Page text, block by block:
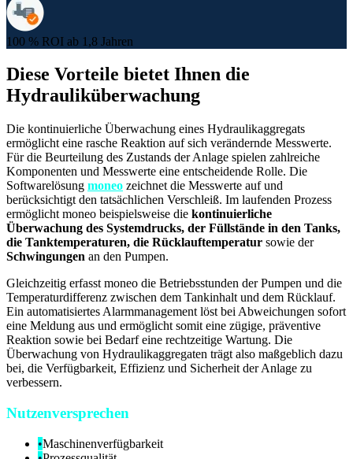
100 % ROI ab 1,8 Jahren
Diese Vorteile bietet Ihnen die
Hydrauliküberwachung
Die kontinuierliche Überwachung eines Hydraulikaggregats
ermöglicht eine rasche Reaktion auf sich verändernde Messwerte.
Für die Beurteilung des Zustands der Anlage spielen zahlreiche
Komponenten und Messwerte eine entscheidende Rolle. Die
Softwarelösung moneo zeichnet die Messwerte auf und
berücksichtigt den tatsächlichen Verschleiß. Im laufenden Prozess
ermöglicht moneo beispielsweise die kontinuierliche
Überwachung des Systemdrucks, der Füllstände in den Tanks,
die Tanktemperaturen, die Rücklauftemperatur sowie der
Schwingungen an den Pumpen.
Gleichzeitig erfasst moneo die Betriebsstunden der Pumpen und die
Temperaturdifferenz zwischen dem Tankinhalt und dem Rücklauf.
Ein automatisiertes Alarmmanagement löst bei Abweichungen sofort
eine Meldung aus und ermöglicht somit eine zügige, präventive
Reaktion sowie bei Bedarf eine rechtzeitige Wartung. Die
Überwachung von Hydraulikaggregaten trägt also maßgeblich dazu
bei, die Verfügbarkeit, Effizienz und Sicherheit der Anlage zu
verbessern.
Nutzenversprechen
•Maschinenverfügbarkeit